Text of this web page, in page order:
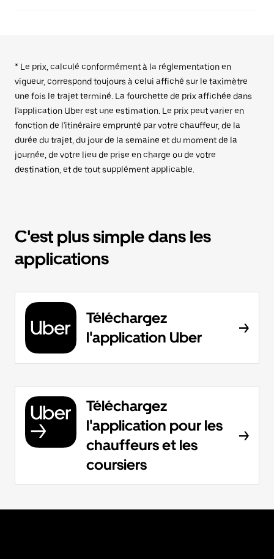
* Le prix, calculé conformément à la réglementation en
vigueur, correspond toujours à celui affiché sur le taximètre
une fois le trajet terminé. La fourchette de prix affichée dans
l'application Uber est une estimation. Le prix peut varier en
fonction de l'itinéraire emprunté par votre chauffeur, de la
durée du trajet, du jour de la semaine et du moment de la
journée, de votre lieu de prise en charge ou de votre
destination, et de tout supplément applicable.
C'est plus simple dans les
applications
Téléchargez
l'application Uber
Téléchargez
l'application pour les
chauffeurs et les
coursiers